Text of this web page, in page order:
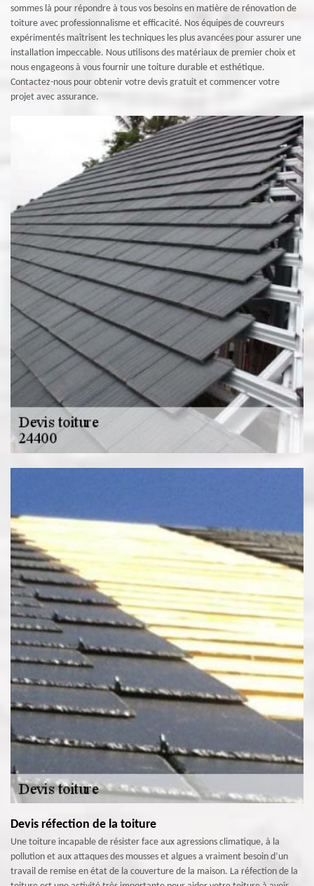
sommes là pour répondre à tous vos besoins en matière de rénovation de
toiture avec professionnalisme et efficacité. Nos équipes de couvreurs
expérimentés maîtrisent les techniques les plus avancées pour assurer une
installation impeccable. Nous utilisons des matériaux de premier choix et
nous engageons à vous fournir une toiture durable et esthétique.
Contactez-nous pour obtenir votre devis gratuit et commencer votre
projet avec assurance.
Devis réfection de la toiture
Une toiture incapable de résister face aux agressions climatique, à la
pollution et aux attaques des mousses et algues a vraiment besoin d’un
travail de remise en état de la couverture de la maison. La réfection de la